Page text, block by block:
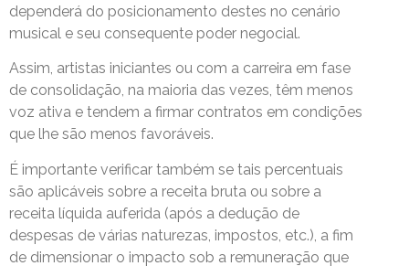
dependerá do posicionamento destes no cenário
musical e seu consequente poder negocial.
Assim, artistas iniciantes ou com a carreira em fase
de consolidação, na maioria das vezes, têm menos
voz ativa e tendem a firmar contratos em condições
que lhe são menos favoráveis.
É importante verificar também se tais percentuais
são aplicáveis sobre a receita bruta ou sobre a
receita líquida auferida (após a dedução de
despesas de várias naturezas, impostos, etc.), a fim
de dimensionar o impacto sob a remuneração que